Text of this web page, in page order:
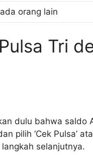
orang lain
Tri
dulu bahwa saldo
pilih ‘Cek Pulsa’
selanjutnya.